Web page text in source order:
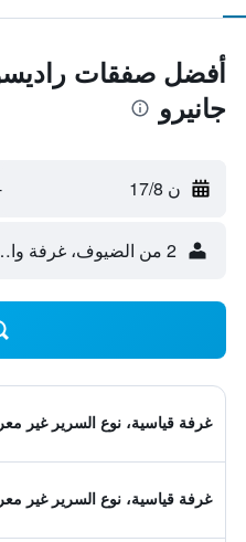
أفضل صفقات
جانيرو
ن 17/8
2 من الضيوف، غرفة واحدة
غرفة قياسية، نوع السرير غير
غرفة قياسية، نوع السرير غير